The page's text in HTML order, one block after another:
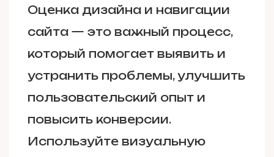
Оценка дизайна и навигации
сайта — это важный процесс,
который помогает выявить и
устранить проблемы, улучшить
пользовательский опыт и
повысить конверсии.
Используйте визуальную